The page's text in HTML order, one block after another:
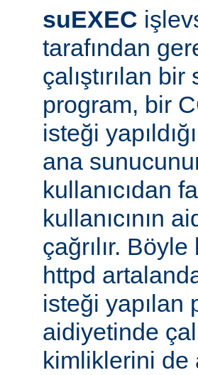
suEXEC
tarafından
çalıştırılan
program, bir
isteği
ana
kullanıcıdan
kullanıcının
çağrılır.
httpd
isteği yapılan
aidiyetinde
kimliklerini de